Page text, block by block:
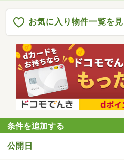
お気に入り物件一覧を
条件を追加する
公開日